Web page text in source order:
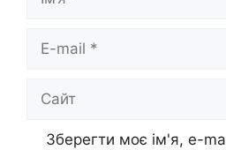
mail
Зберегти моє ім'я, e-